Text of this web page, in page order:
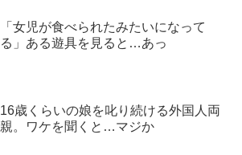
「女児が食べられたみたいになって
る」ある遊具を見ると…あっ
16歳くらいの娘を叱り続ける外国人両
親。ワケを聞くと…マジか